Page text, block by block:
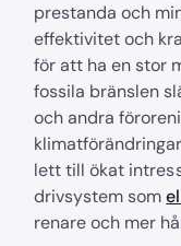
prestanda och
effektivitet och
för att ha en stor
fossila bränslen
och andra
lett till ökat
drivsystem som
renare och mer